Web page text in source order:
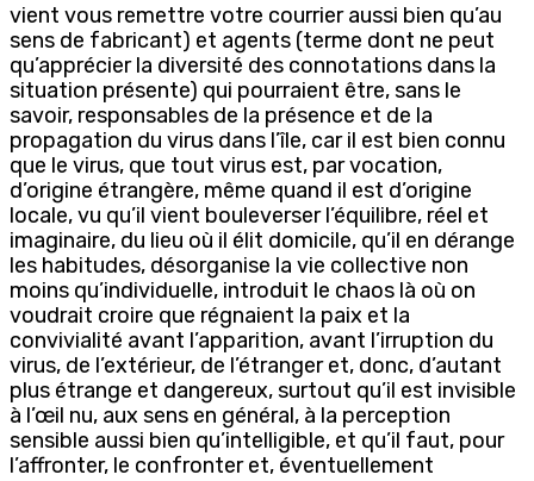
vient vous remettre votre courrier aussi bien qu’au
sens de fabricant) et agents (terme dont ne peut
qu’apprécier la diversité des connotations dans la
situation présente) qui pourraient être, sans le
savoir, responsables de la présence et de la
propagation du virus dans l’île, car il est bien connu
que le virus, que tout virus est, par vocation,
d’origine étrangère, même quand il est d’origine
locale, vu qu’il vient bouleverser l’équilibre, réel et
imaginaire, du lieu où il élit domicile, qu’il en dérange
les habitudes, désorganise la vie collective non
moins qu’individuelle, introduit le chaos là où on
voudrait croire que régnaient la paix et la
convivialité avant l’apparition, avant l’irruption du
virus, de l’extérieur, de l’étranger et, donc, d’autant
plus étrange et dangereux, surtout qu’il est invisible
à l’œil nu, aux sens en général, à la perception
sensible aussi bien qu’intelligible, et qu’il faut, pour
l’affronter, le confronter et, éventuellement